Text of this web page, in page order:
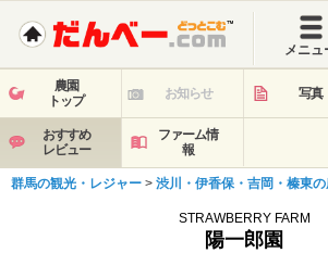
メニュ
農園
トップ
お知らせ 写真
おすすめ
レビュー
ファーム情
報
群馬の観光・レジャー > 渋川・伊香保・吉岡・榛東の
STRAWBERRY FARM
陽一郎園